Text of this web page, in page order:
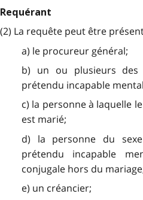
Requérant
(2) La requête peut être
a) le procureur général;
b) un ou plusieurs
prétendu incapable
c) la personne à laquelle
est marié;
d) la personne du
prétendu incapable
conjugale hors du
e) un créancier;